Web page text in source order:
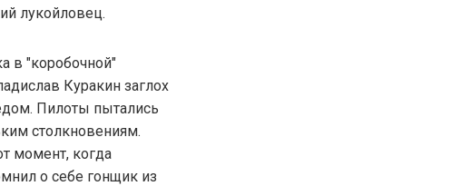
лукойловец.
в "коробочной"
Куракин заглох
Пилоты пытались
столкновениям.
момент, когда
о себе гонщик из